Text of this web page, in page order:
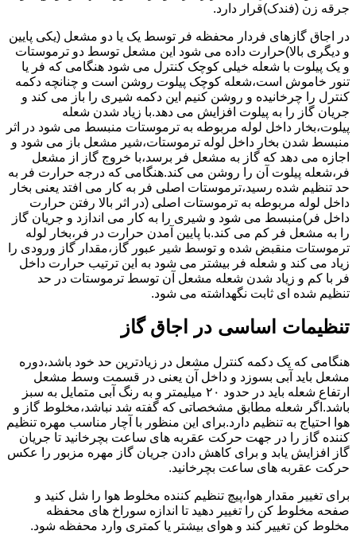
جرقه زن (فندک)قرار دارد.
در اجاق گازهای فردار محفظه فر توسط یک یا دو مشعل (یکی پایین
و دیگری بالا)حرارت داده می شود این مشعل توسط دو ترموستات
و یک پیلوت با شعله خیلی کوچک کنترل می شود هنگامی که فر یا
تنور خاموش است،شعله کوچک پیلوت روشن است و چنانچه دکمه
کنترل را چرخانیده و روشن کنیم این دکمه شیری را باز می کند و
جریان گاز را به پیلوت افزایش می دهد.با زیاد شدن شعله
پیلوت،بخار داخل لوله مربوطه به ترموستات منبسط می شود در اثر
منبسط شدن بخار داخل لوله ترموستات،شیر مشعل باز می شود و
اجازه می دهد که گاز به مشعل فر برسد،با خروج گاز از مشعل
فر،شعله پیلوت آن را روشن می کند.هنگامی که درجه حرارت فر به
حد تنظیم شده رسید،ترموستات اصلی فر به کار می افتد یعنی بخار
داخل لوله مربوطه به ترموستات اصلی (در اثر بالا رفتن حرارت
داخل فر)منبسط می شود و شیری را به کار می اندازد و جریان گاز
را به مشعل فر کم می کند.با پایین آمدن حرارت در فر،بخار لوله
ترموستات منقبض شده و توسط شیر عبور گاز،مقدار گاز ورودی را
زیاد می کند و شعله فر بیشتر می شود به این ترتیب حرارت داخل
فر با کم و زیاد شدن شعله مشعل آن توسط ترموستات در حد
تنظیم شده ای ثابت نگهداشته می شود.
تنظیمات اساسی در اجاق گاز
هنگامی که یک دکمه کنترل مشعل در زیادترین حد خود باشد،دوره
مشعل باید آبی بسوزد و داخل آن یعنی در قسمت وسط مشعل
ارتفاع شعله باید در حدود ۲۰ میلیمتر و به رنگ آبی متمایل به سبز
باشد.اگر شعله مطابق مشخصاتی که گفته شد نباشد،مخلوط گاز و
هوا احتیاج به تنظیم دارد.برای این منظور با آچار مناسب مهره تنظیم
کننده گاز را در جهت حرکت عقربه های ساعت بچرخانید تا جریان
گاز افزایش یابد و برای کاهش دادن جریان گاز مهره مزبور را عکس
حرکت عقربه های ساعت بچرخانید.
برای تغییر مقدار هوا،پیچ تنظیم کننده مخلوط هوا را شل کنید و
صفحه مخلوط کن را تغییر دهید تا اندازه سوراخ های محفظه
مخلوط کن تغییر کند و هوای بیشتر یا کمتری وارد محفظه شود.